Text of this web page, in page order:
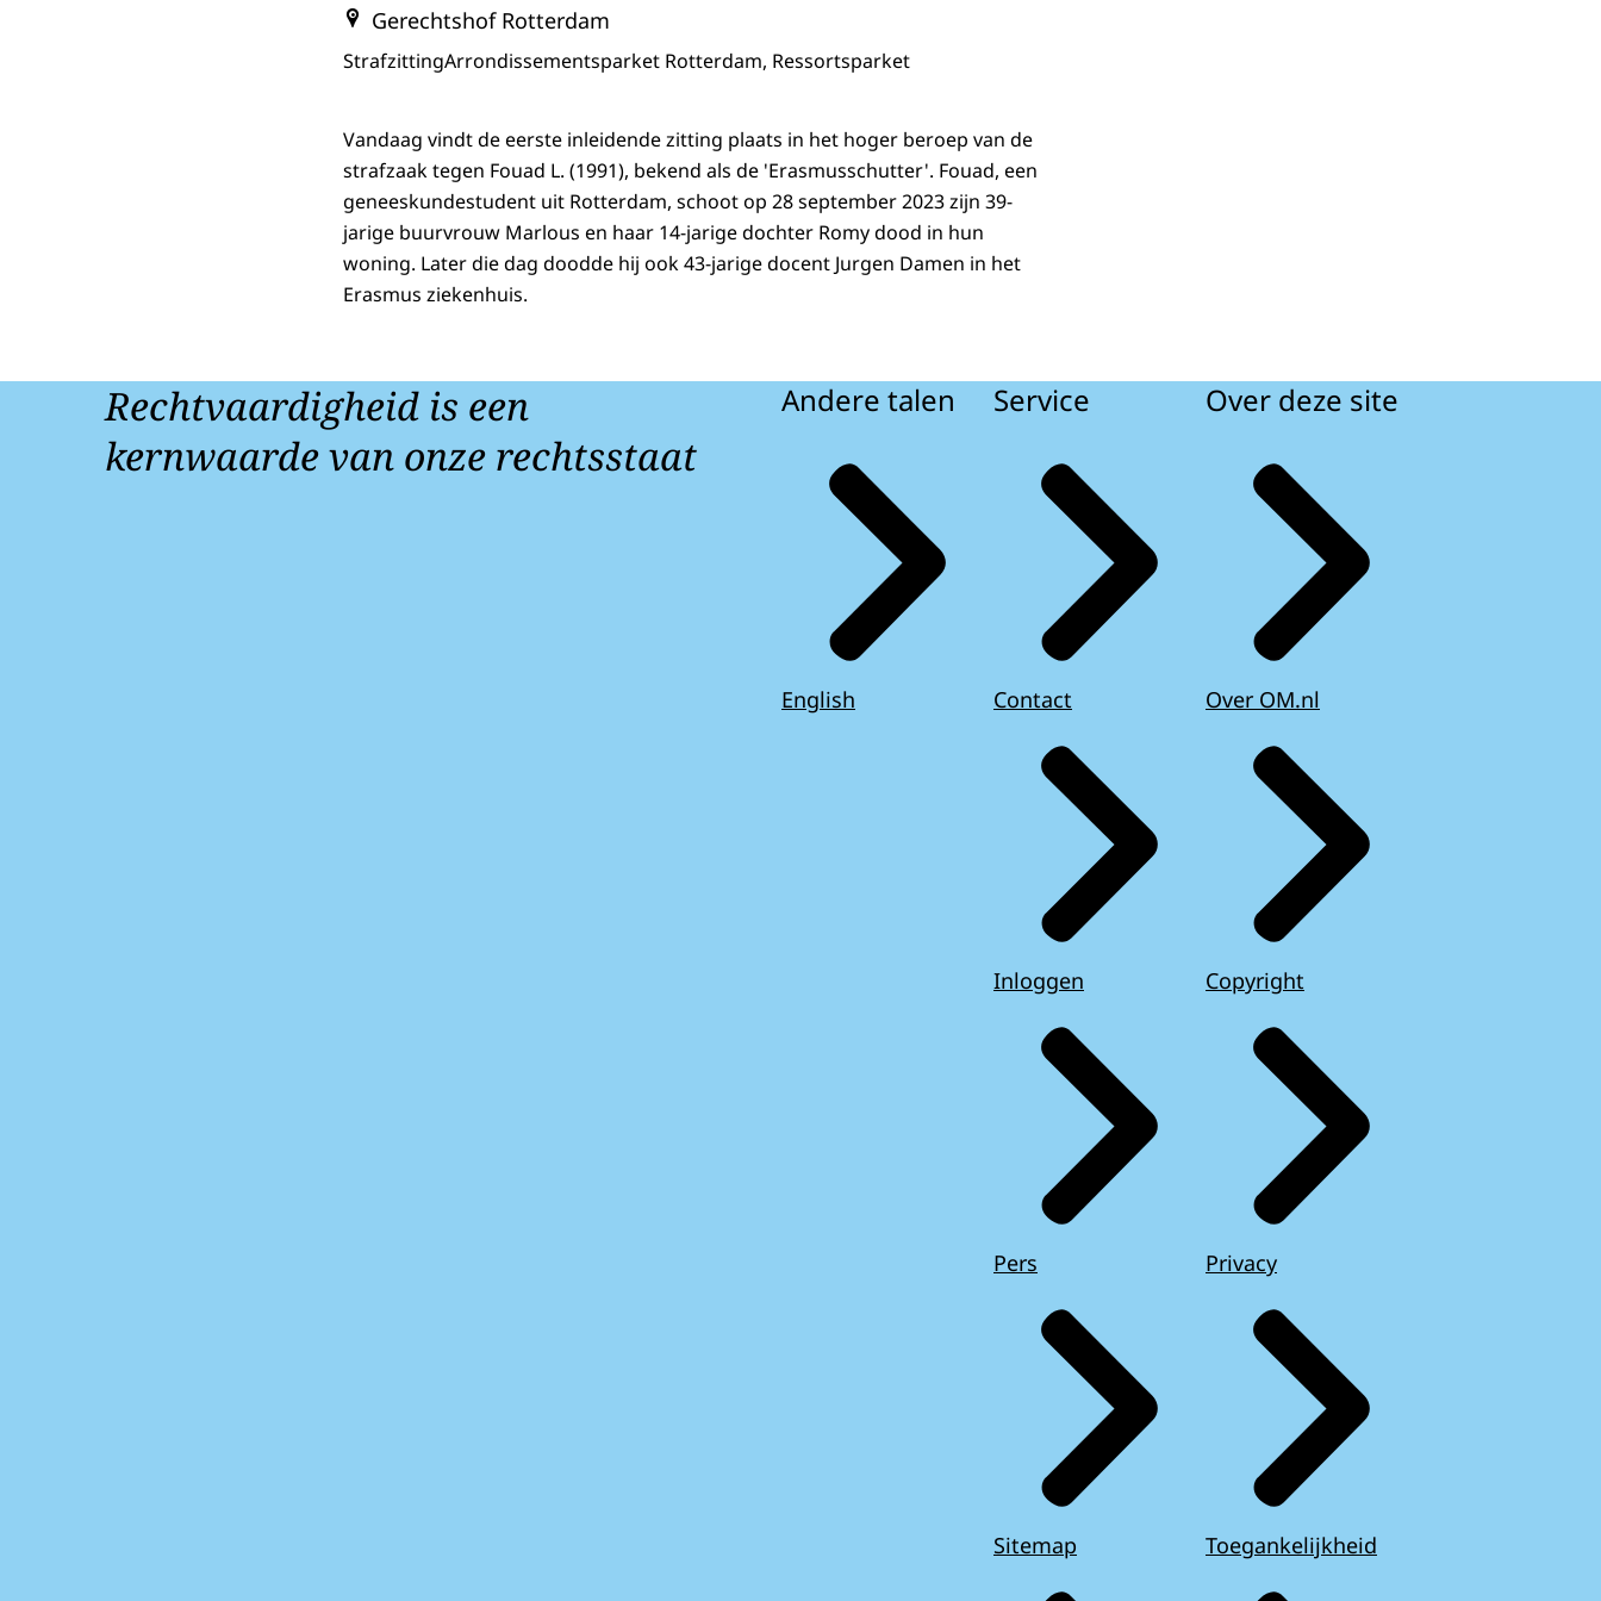
Gerechtshof Rotterdam
StrafzittingArrondissementsparket Rotterdam, Ressortsparket
Vandaag vindt de eerste inleidende zitting plaats in het hoger beroep van de
strafzaak tegen Fouad L. (1991), bekend als de 'Erasmusschutter'. Fouad, een
geneeskundestudent uit Rotterdam, schoot op 28 september 2023 zijn 39-
jarige buurvrouw Marlous en haar 14-jarige dochter Romy dood in hun
woning. Later die dag doodde hij ook 43-jarige docent Jurgen Damen in het
Erasmus ziekenhuis.
Rechtvaardigheid is een
kernwaarde van onze rechtsstaat
Andere talen
English
Service
Contact
Inloggen
Pers
Sitemap
Over deze site
Over OM.nl
Copyright
Privacy
Toegankelijkheid